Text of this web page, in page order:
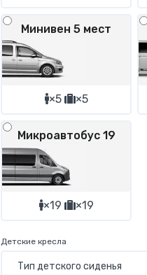
Минивен 5 мест
×5 ×5
Микроавтобус 19
×19 ×19
Детские кресла